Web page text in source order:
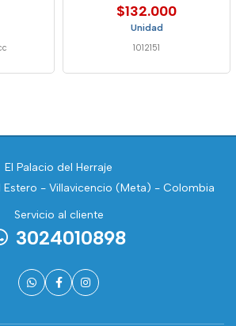
$132.000
Unidad
1012151
El Palacio del Herraje
Estero - Villavicencio (Meta) - Colombia
Servicio al cliente
3024010898